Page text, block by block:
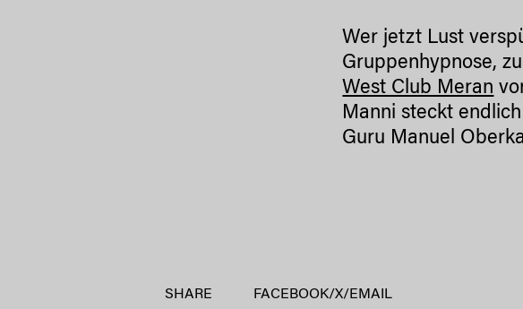
Wer jetzt Lust
Gruppenhypnose,
West Club Meran
Manni steckt
Guru Manuel
SHARE FACEBOOK/X/ EMAIL